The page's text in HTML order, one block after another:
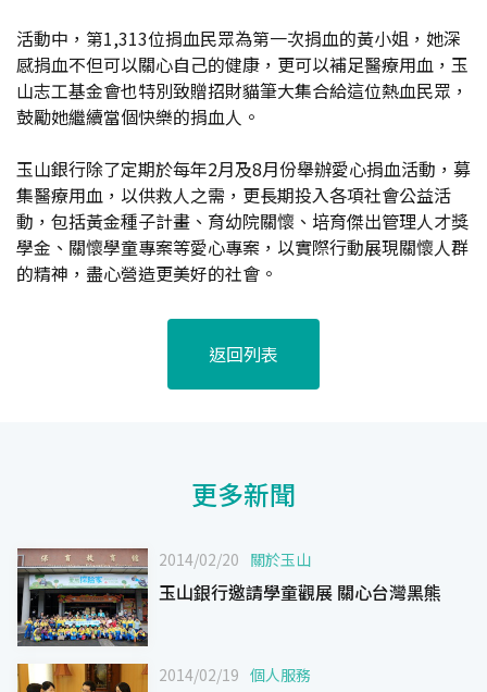
活動中，第1,313位捐血民眾為第一次捐血的黃小姐，她深
感捐血不但可以關心自己的健康，更可以補足醫療用血，玉
山志工基金會也特別致贈招財貓筆大集合給這位熱血民眾，
鼓勵她繼續當個快樂的捐血人。
玉山銀行除了定期於每年2月及8月份舉辦愛心捐血活動，募
集醫療用血，以供救人之需，更長期投入各項社會公益活
動，包括黃金種子計畫、育幼院關懷、培育傑出管理人才獎
學金、關懷學童專案等愛心專案，以實際行動展現關懷人群
的精神，盡心營造更美好的社會。
返回列表
更多新聞
2014/02/20 關於玉山
玉山銀行邀請學童觀展 關心台灣黑熊
2014/02/19 個人服務